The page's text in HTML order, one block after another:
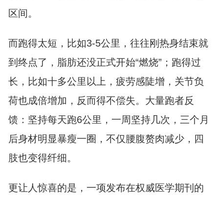
区间。
而跑得太短，比如3-5公里，往往刚热身结束就
到终点了，脂肪还没正式开始“燃烧”；跑得过
长，比如十多公里以上，疲劳感陡增，关节负
荷也成倍增加，反而得不偿失。大量跑者反
馈：坚持每天跑6公里，一周坚持几次，三个月
后身材明显暴瘦一圈，不仅腰腹赘肉减少，四
肢也变得纤细。
更让人惊喜的是，一项发布在权威医学期刊的